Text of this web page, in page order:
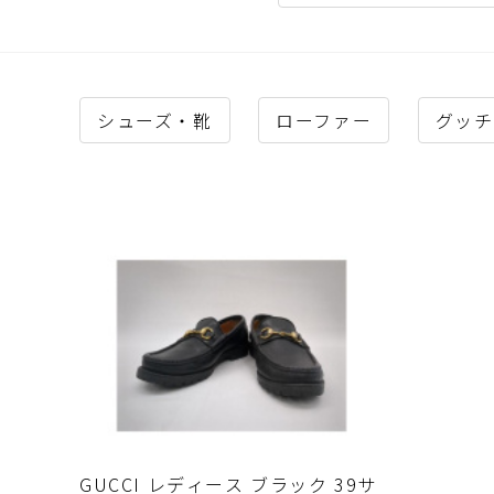
シューズ・靴 ローファー グッ
GUCCI レディース ブラック 39サ